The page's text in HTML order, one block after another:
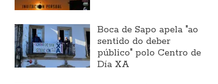
Boca de Sapo apela "ao
sentido do deber
público" polo Centro de
Día XA